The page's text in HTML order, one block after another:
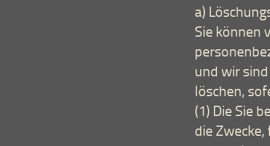
a)
Sie können
und wir
löschen,
(1) Die Sie
die